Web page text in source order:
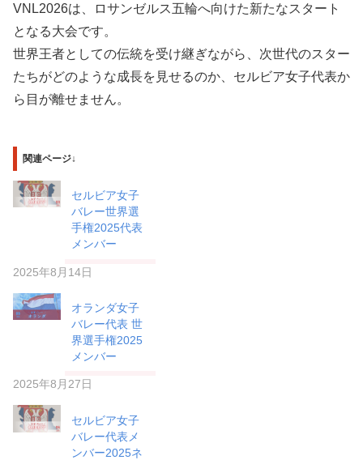
VNL2026は、ロサンゼルス五輪へ向けた新たなスタート
となる大会です。
世界王者としての伝統を受け継ぎながら、次世代のスター
たちがどのような成長を見せるのか、セルビア女子代表か
ら目が離せません。
関連ページ↓
セルビア女子
バレー世界選
手権2025代表
メンバー
2025年8月14日
オランダ女子
バレー代表 世
界選手権2025
メンバー
2025年8月27日
セルビア女子
バレー代表メ
ンバー2025ネ